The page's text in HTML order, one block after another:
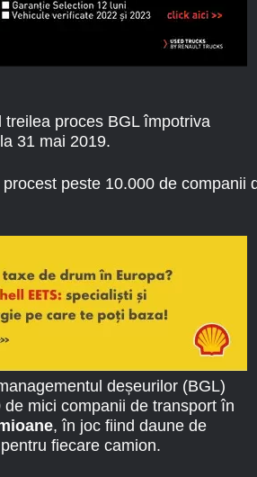
proces BGL împotriva
31 mai 2019.
peste 10.000 de companii
deșeurilor (BGL)
mici companii de transport în
, în joc fiind daune de
fiecare camion.